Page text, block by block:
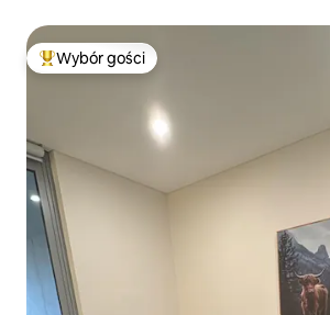
Najpopularniejsze z kategorii Wybór gości
Wybór gości